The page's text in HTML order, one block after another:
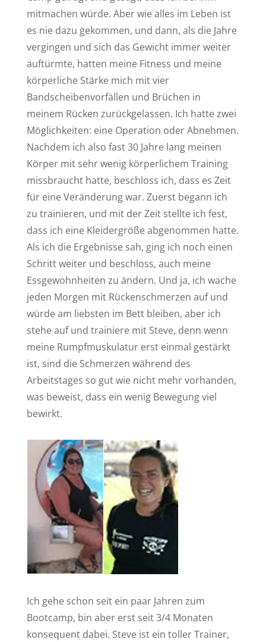
mitmachen würde. Aber wie alles im Leben ist
es nie dazu gekommen, und dann, als die Jahre
vergingen und sich das Gewicht immer weiter
auftürmte, hatten meine Fitness und meine
körperliche Stärke mich mit vier
Bandscheibenvorfällen und Brüchen in
meinem Rücken zurückgelassen. Ich hatte zwei
Möglichkeiten: eine Operation oder Abnehmen.
Nachdem ich also fast 30 Jahre lang meinen
Körper mit sehr wenig körperlichem Training
missbraucht hatte, beschloss ich, dass es Zeit
für eine Veränderung war. Zuerst begann ich
zu trainieren, und mit der Zeit stellte ich fest,
dass ich eine Kleidergröße abgenommen hatte.
Als ich die Ergebnisse sah, ging ich noch einen
Schritt weiter und beschloss, auch meine
Essgewohnheiten zu ändern. Und ja, ich wache
jeden Morgen mit Rückenschmerzen auf und
würde am liebsten im Bett bleiben, aber ich
stehe auf und trainiere mit Steve, denn wenn
meine Rumpfmuskulatur erst einmal gestärkt
ist, sind die Schmerzen während des
Arbeitstages so gut wie nicht mehr vorhanden,
was beweist, dass ein wenig Bewegung viel
bewirkt.
Ich gehe schon seit ein paar Jahren zum
Bootcamp, bin aber erst seit 3/4 Monaten
konsequent dabei. Steve ist ein toller Trainer,